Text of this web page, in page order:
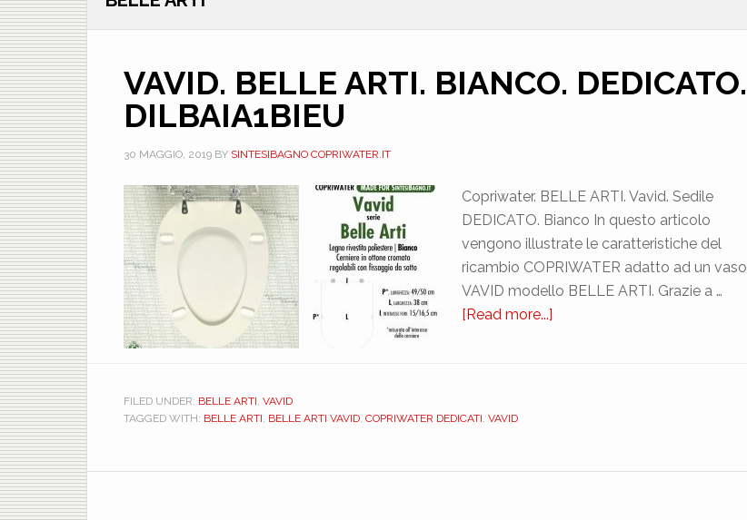
VAVID. BELLE ARTI. BIANCO. DEDICATO.
DILBAIA1BIEU
30 MAGGIO, 2019BY SINTESIBAGNO COPRIWATER.IT
Copriwater. BELLE ARTI. Vavid. Sedile
DEDICATO. Bianco In questo articolo
vengono illustrate le caratteristiche del
ricambio COPRIWATER adatto ad un vaso
VAVID modello BELLE ARTI. Grazie a …
[Read more...]
BELLE
FILED UNDER: BELLE ARTI, VAVID
TAGGED WITH: BELLE ARTI, BELLE ARTI VAVID, COPRIWATER DEDICATI, VAVID